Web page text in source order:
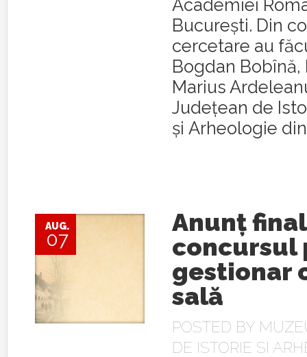
Academiei
Bucureşti. Din
cercetare au
Bogdan Bobînă,
Marius
Judeţean de
şi Arheologie
AUG.
07
Anunţ
concursul
gestionar
sală
POSTED BY
DE ISTORIE SI